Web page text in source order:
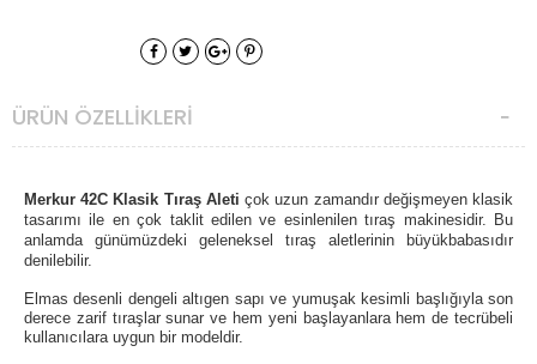
ÜRÜN ÖZELLIKLERI
Merkur 42C Klasik Tıraş Aleti çok uzun zamandır değişmeyen klasik
tasarımı ile en çok taklit edilen ve esinlenilen tıraş makinesidir. Bu
anlamda günümüzdeki geleneksel tıraş aletlerinin büyükbabasıdır
denilebilir.
Elmas desenli dengeli altıgen sapı ve yumuşak kesimli başlığıyla son
derece zarif tıraşlar sunar ve hem yeni başlayanlara hem de tecrübeli
kullanıcılara uygun bir modeldir.